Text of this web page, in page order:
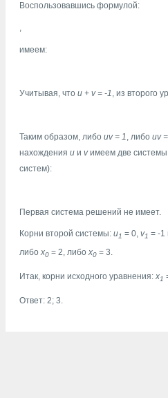
Воспользовавшись формулой:
,
имеем:
Учитывая, что u + v = -1 , из второго
Таким образом, либо uv = 1 , либо uv
нахождения u и vимеем две системы
систем):
Первая система решений не имеет.
Корни второй системы: u1 = 0, v1 = -1
либоx0 = 2, либоx0 = 3.
Итак, корни исходного уравнения: x1
Ответ: 2; 3.